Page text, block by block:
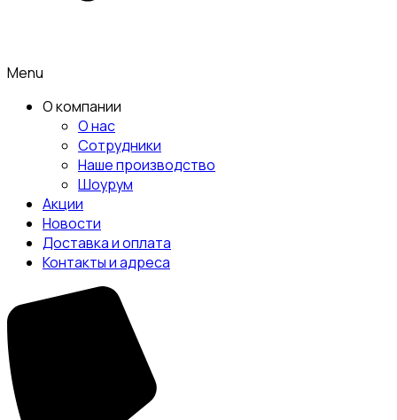
Menu
О компании
О нас
Сотрудники
Наше производство
Шоурум
Акции
Новости
Доставка и оплата
Контакты и адреса